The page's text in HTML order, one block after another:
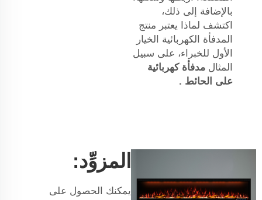
بالإضافة إلى ذلك،
اكتشف لماذا يعتبر منتج
المدفأة الكهربائية الخيار
الأول للخبراء، على سبيل
المثال مدفأة كهربائية
على الحائط .
المزوِّد:
يمكنك الحصول على